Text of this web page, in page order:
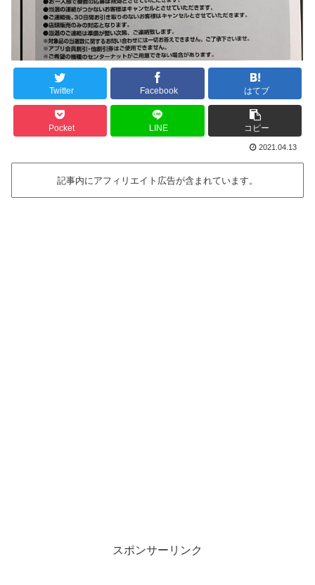
Twitter Facebook はてブ
Pocket LINE コピー
2021.04.13
記事内にアフィリエイト広告が含まれています。
スポンサーリンク